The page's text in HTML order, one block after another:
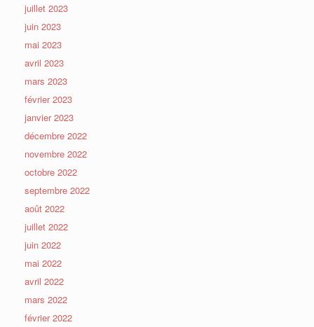
juillet 2023
juin 2023
mai 2023
avril 2023
mars 2023
février 2023
janvier 2023
décembre 2022
novembre 2022
octobre 2022
septembre 2022
août 2022
juillet 2022
juin 2022
mai 2022
avril 2022
mars 2022
février 2022